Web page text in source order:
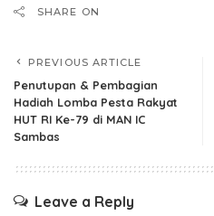
SHARE ON
PREVIOUS ARTICLE
Penutupan & Pembagian
Hadiah Lomba Pesta Rakyat
HUT RI Ke-79 di MAN IC
Sambas
Leave a Reply